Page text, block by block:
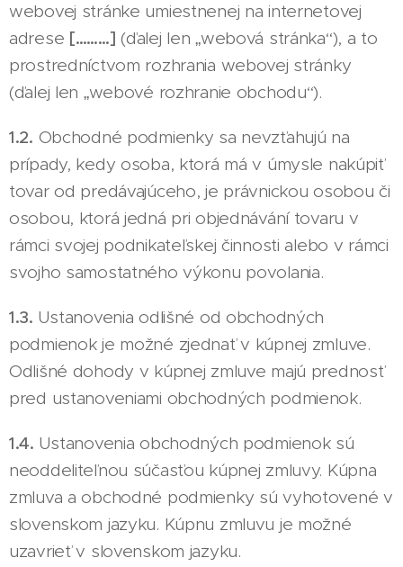
webovej stránke umiestnenej na internetovej
adrese [………] (ďalej len „webová stránka“), a to
prostredníctvom rozhrania webovej stránky
(ďalej len „webové rozhranie obchodu“).
1.2. Obchodné podmienky sa nevzťahujú na
prípady, kedy osoba, ktorá má v úmysle nakúpiť
tovar od predávajúceho, je právnickou osobou či
osobou, ktorá jedná pri objednávání tovaru v
rámci svojej podnikateľskej činnosti alebo v rámci
svojho samostatného výkonu povolania.
1.3. Ustanovenia odlišné od obchodných
podmienok je možné zjednať v kúpnej zmluve.
Odlišné dohody v kúpnej zmluve majú prednosť
pred ustanoveniami obchodných podmienok.
1.4. Ustanovenia obchodných podmienok sú
neoddeliteľnou súčasťou kúpnej zmluvy. Kúpna
zmluva a obchodné podmienky sú vyhotovené v
slovenskom jazyku. Kúpnu zmluvu je možné
uzavrieť v slovenskom jazyku.